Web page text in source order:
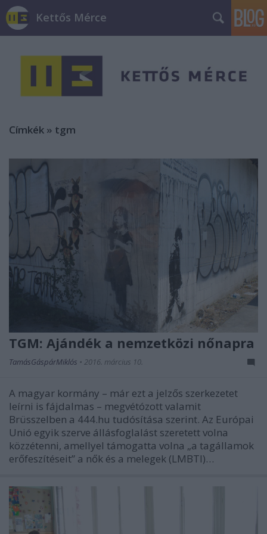
Kettős Mérce
Címkék » tgm
TGM: Ajándék a nemzetközi nőnapra
TamásGáspárMiklós • 2016. március 10.
A magyar kormány – már ezt a jelzős szerkezetet
leírni is fájdalmas – megvétózott valamit
Brüsszelben a 444.hu tudósítása szerint. Az Európai
Unió egyik szerve állásfoglalást szeretett volna
közzétenni, amellyel támogatta volna „a tagállamok
erőfeszítéseit” a nők és a melegek (LMBTI)…